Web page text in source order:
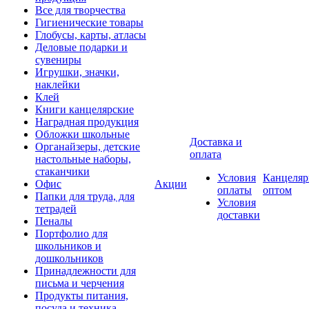
Все для творчества
Гигиенические товары
Глобусы, карты, атласы
Деловые подарки и
сувениры
Игрушки, значки,
наклейки
Клей
Книги канцелярские
Наградная продукция
Обложки школьные
Органайзеры, детские
настольные наборы,
стаканчики
Офис
Папки для труда, для
тетрадей
Пеналы
Портфолио для
школьников и
дошкольников
Принадлежности для
письма и черчения
Продукты питания,
Акции
Доставка и
оплата
Условия
оплаты
Условия
доставки
оптом